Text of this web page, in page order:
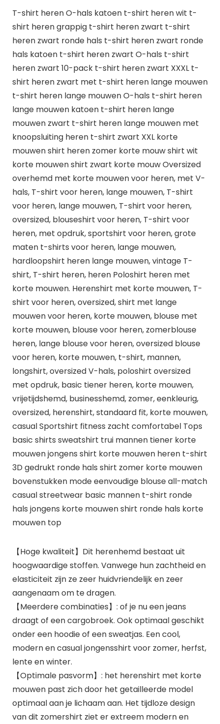
T-shirt heren O-hals katoen t-shirt heren wit t-
shirt heren grappig t-shirt heren zwart t-shirt
heren zwart ronde hals t-shirt heren zwart ronde
hals katoen t-shirt heren zwart O-hals t-shirt
heren zwart 10-pack t-shirt heren zwart XXXL t-
shirt heren zwart met t-shirt heren lange mouwen
t-shirt heren lange mouwen O-hals t-shirt heren
lange mouwen katoen t-shirt heren lange
mouwen zwart t-shirt heren lange mouwen met
knoopsluiting heren t-shirt zwart XXL korte
mouwen shirt heren zomer korte mouw shirt wit
korte mouwen shirt zwart korte mouw Oversized
overhemd met korte mouwen voor heren, met V-
hals, T-shirt voor heren, lange mouwen, T-shirt
voor heren, lange mouwen, T-shirt voor heren,
oversized, blouseshirt voor heren, T-shirt voor
heren, met opdruk, sportshirt voor heren, grote
maten t-shirts voor heren, lange mouwen,
hardloopshirt heren lange mouwen, vintage T-
shirt, T-shirt heren, heren Poloshirt heren met
korte mouwen. Herenshirt met korte mouwen, T-
shirt voor heren, oversized, shirt met lange
mouwen voor heren, korte mouwen, blouse met
korte mouwen, blouse voor heren, zomerblouse
heren, lange blouse voor heren, oversized blouse
voor heren, korte mouwen, t-shirt, mannen,
longshirt, oversized V-hals, poloshirt oversized
met opdruk, basic tiener heren, korte mouwen,
vrijetijdshemd, businesshemd, zomer, eenkleurig,
oversized, herenshirt, standaard fit, korte mouwen,
casual Sportshirt fitness zacht comfortabel Tops
basic shirts sweatshirt trui mannen tiener korte
mouwen jongens shirt korte mouwen heren t-shirt
3D gedrukt ronde hals shirt zomer korte mouwen
bovenstukken mode eenvoudige blouse all-match
casual streetwear basic mannen t-shirt ronde
hals jongens korte mouwen shirt ronde hals korte
mouwen top
【Hoge kwaliteit】Dit herenhemd bestaat uit
hoogwaardige stoffen. Vanwege hun zachtheid en
elasticiteit zijn ze zeer huidvriendelijk en zeer
aangenaam om te dragen.
【Meerdere combinaties】: of je nu een jeans
draagt of een cargobroek. Ook optimaal geschikt
onder een hoodie of een sweatjas. Een cool,
modern en casual jongensshirt voor zomer, herfst,
lente en winter.
【Optimale pasvorm】: het herenshirt met korte
mouwen past zich door het getailleerde model
optimaal aan je lichaam aan. Het tijdloze design
van dit zomershirt ziet er extreem modern en